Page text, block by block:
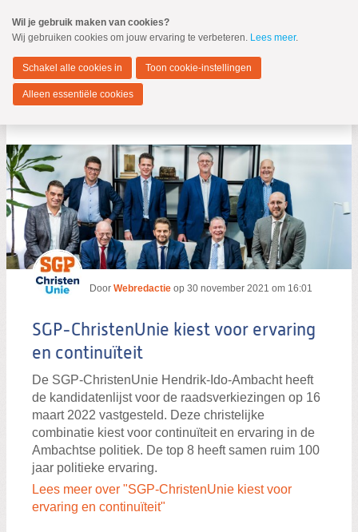
naar
Spring
de
inhoud
Spring
naar
Hendrik-Ido-Ambacht
MENU
Zoeken:
Zoeken
Door Webredactie op 30 november 2021 om 16:01
SGP-ChristenUnie kiest voor ervaring
en continuïteit
De SGP-ChristenUnie Hendrik-Ido-Ambacht heeft
de kandidatenlijst voor de raadsverkiezingen op 16
maart 2022 vastgesteld. Deze christelijke
combinatie kiest voor continuïteit en ervaring in de
Ambachtse politiek. De top 8 heeft samen ruim 100
jaar politieke ervaring.
Lees meer over "SGP-ChristenUnie kiest voor
ervaring en continuïteit"
Wil je gebruik maken van cookies?
Wij gebruiken cookies om jouw ervaring te verbeteren. Lees meer.
Schakel alle cookies in Toon cookie-instellingen
Alleen essentiële cookies